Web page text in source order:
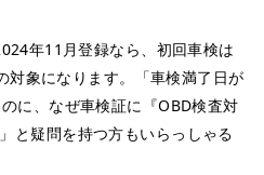
年11月登録なら、初回車検は
象になります。「車検満了日が
に、なぜ車検証に『OBD検査対
と疑問を持つ方もいらっしゃる